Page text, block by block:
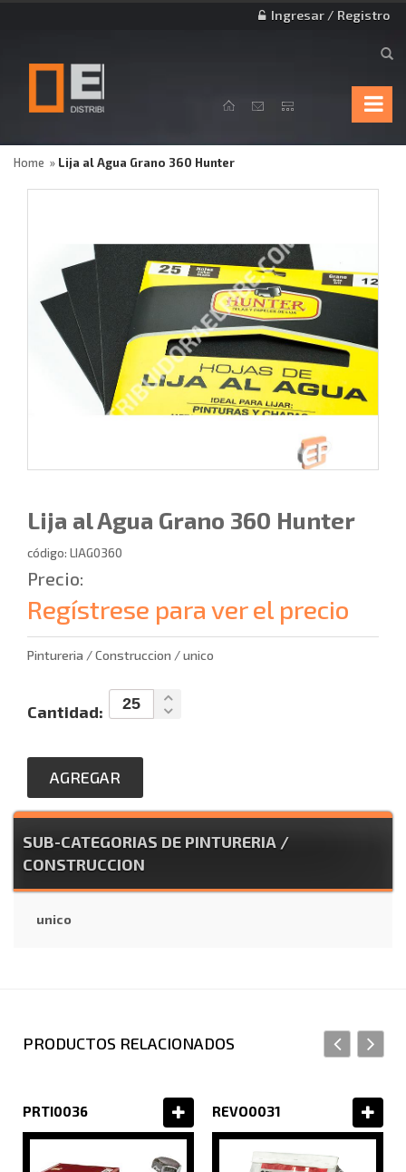
Ingresar / Registro
Home Lija al Agua Grano 360 Hunter
Lija al Agua Grano 360 Hunter
código: LIAG0360
Precio:
Regístrese para ver el precio
Pintureria / Construccion / unico
Cantidad:
AGREGAR
SUB-CATEGORIAS DE PINTURERIA /
CONSTRUCCION
unico
PRODUCTOS RELACIONADOS
PRTI0036 REVO0031